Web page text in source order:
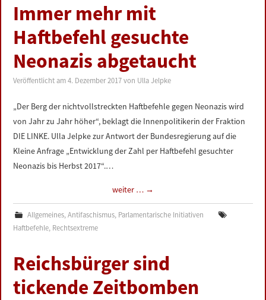
Immer mehr mit
Haftbefehl gesuchte
Neonazis abgetaucht
Veröffentlicht am4. Dezember 2017 von Ulla Jelpke
„Der Berg der nichtvollstreckten Haftbefehle gegen Neonazis wird
von Jahr zu Jahr höher“, beklagt die Innenpolitikerin der Fraktion
DIE LINKE. Ulla Jelpke zur Antwort der Bundesregierung auf die
Kleine Anfrage „Entwicklung der Zahl per Haftbefehl gesuchter
Neonazis bis Herbst 2017“.…
weiter … →
Allgemeines, Antifaschismus, Parlamentarische Initiativen
Haftbefehle, Rechtsextreme
Reichsbürger sind
tickende Zeitbomben